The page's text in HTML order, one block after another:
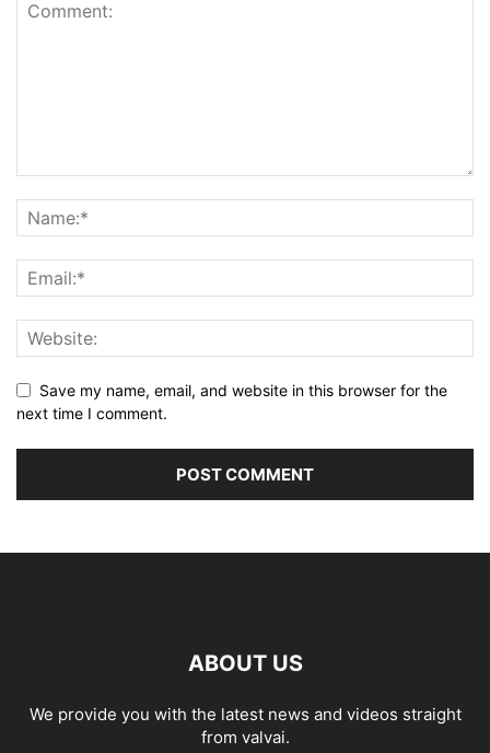
Save my name, email, and website in this browser for the
next time I comment.
ABOUT US
We provide you with the latest news and videos straight
from valvai.